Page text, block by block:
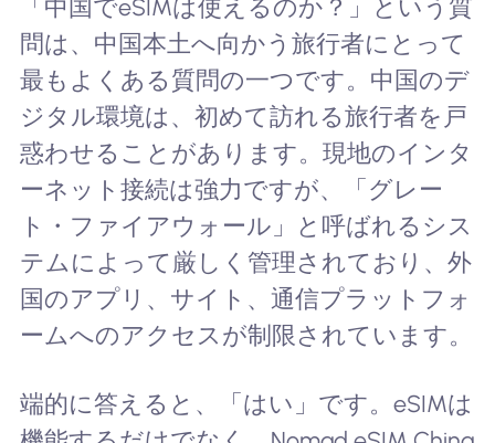
「中国でeSIMは使えるのか？」という質
問は、中国本土へ向かう旅行者にとって
最もよくある質問の一つです。中国のデ
ジタル環境は、初めて訪れる旅行者を戸
惑わせることがあります。現地のインタ
ーネット接続は強力ですが、「グレー
ト・ファイアウォール」と呼ばれるシス
テムによって厳しく管理されており、外
国のアプリ、サイト、通信プラットフォ
ームへのアクセスが制限されています。
端的に答えると、「はい」です。eSIMは